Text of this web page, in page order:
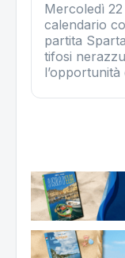
Mercoledì
calendario
partita
tifosi
l’opportunità